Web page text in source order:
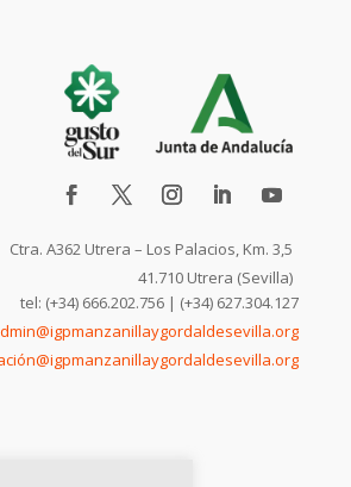
Ctra. A362 Utrera – Los Palacios, Km. 3,5
41.710 Utrera (Sevilla)
tel: (+34) 666.202.756 | (+34) 627.304.127